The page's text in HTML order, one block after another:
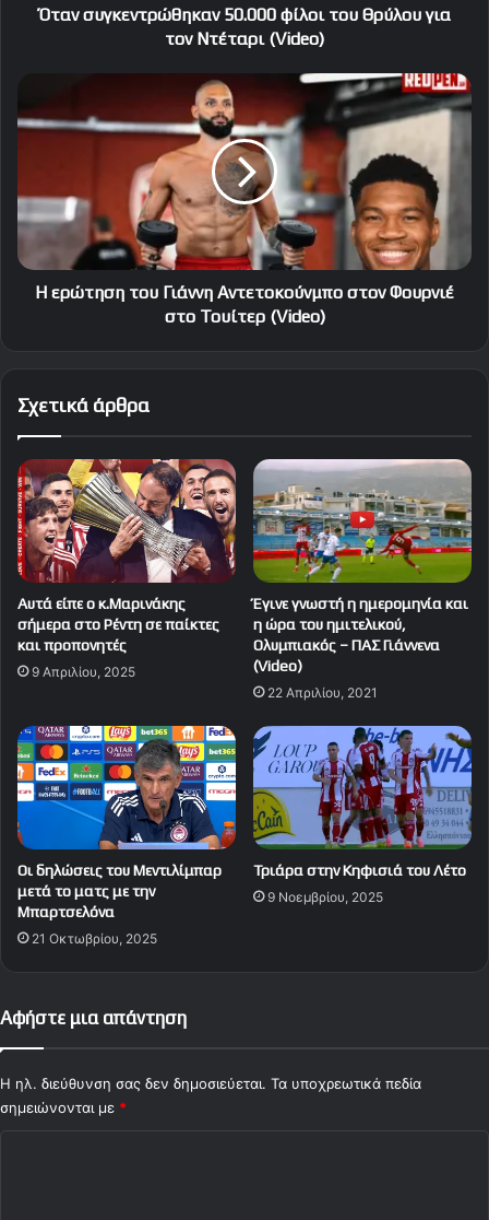
(Video)
Όταν συγκεντρώθηκαν 50.000 φίλοι του Θρύλου για
τον Ντέταρι (Video)
ερώτηση
του
στον
Φουρνιέ
Τουίτερ
(Video)
Η ερώτηση του Γιάννη Αντετοκούνμπο στον Φουρνιέ
στο Τουίτερ (Video)
Σχετικά άρθρα
Αυτά είπε ο κ.Μαρινάκης
σήμερα στο Ρέντη σε παίκτες
και προπονητές
9 Απριλίου, 2025
Έγινε γνωστή η ημερομηνία και
η ώρα του ημιτελικού,
Ολυμπιακός – ΠΑΣ Γιάννενα
(Video)
22 Απριλίου, 2021
Οι δηλώσεις του Μεντιλίμπαρ
μετά το ματς με την
Μπαρτσελόνα
21 Οκτωβρίου, 2025
Τριάρα στην Κηφισιά του Λέτο
9 Νοεμβρίου, 2025
Αφήστε μια απάντηση
Η ηλ. διεύθυνση σας δεν δημοσιεύεται. Τα υποχρεωτικά πεδία
σημειώνονται με *